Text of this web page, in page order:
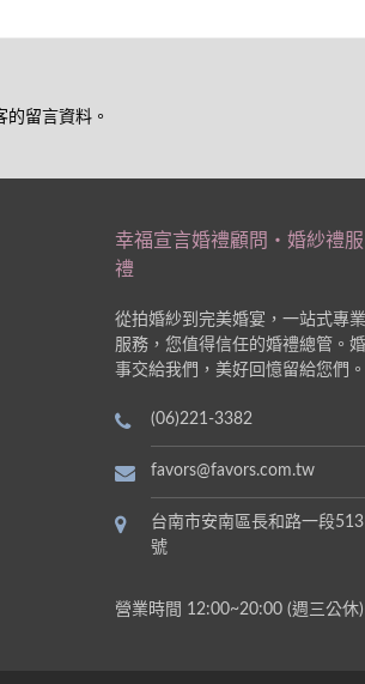
的留言資料 。
幸福宣言婚禮顧問‧婚紗禮
禮
從拍婚紗到完美婚宴，一站式專
服務，您值得信任的婚禮總管。
事交給我們，美好回憶留給您們。
(06)221-3382
favors@favors.com.tw
台南市安南區長和路一段513
號
營業時間 12:00~20:00 (週三公休)